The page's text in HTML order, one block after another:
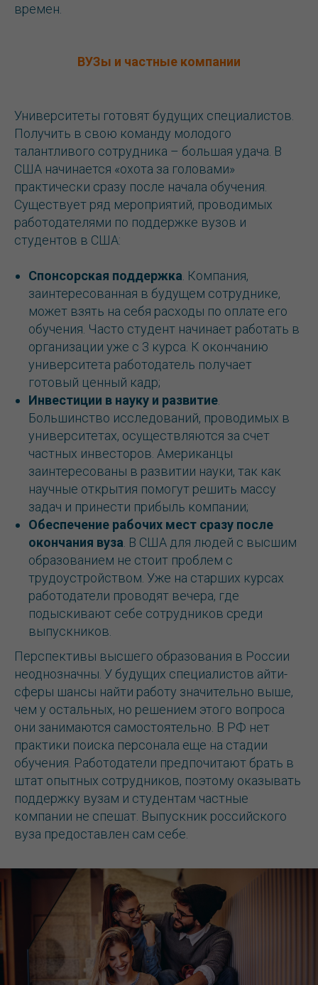
времен.
ВУЗы и частные компании
Университеты готовят будущих специалистов.
Получить в свою команду молодого
талантливого сотрудника – большая удача. В
США начинается «охота за головами»
практически сразу после начала обучения.
Существует ряд мероприятий, проводимых
работодателями по поддержке вузов и
студентов в США:
Спонсорская поддержка. Компания,
заинтересованная в будущем сотруднике,
может взять на себя расходы по оплате его
обучения. Часто студент начинает работать в
организации уже с 3 курса. К окончанию
университета работодатель получает
готовый ценный кадр;
Инвестиции в науку и развитие.
Большинство исследований, проводимых в
университетах, осуществляются за счет
частных инвесторов. Американцы
заинтересованы в развитии науки, так как
научные открытия помогут решить массу
задач и принести прибыль компании;
Обеспечение рабочих мест сразу после
окончания вуза. В США для людей с высшим
образованием не стоит проблем с
трудоустройством. Уже на старших курсах
работодатели проводят вечера, где
подыскивают себе сотрудников среди
выпускников.
Перспективы высшего образования в России
неоднозначны. У будущих специалистов айти-
сферы шансы найти работу значительно выше,
чем у остальных, но решением этого вопроса
они занимаются самостоятельно. В РФ нет
практики поиска персонала еще на стадии
обучения. Работодатели предпочитают брать в
штат опытных сотрудников, поэтому оказывать
поддержку вузам и студентам частные
компании не спешат. Выпускник российского
вуза предоставлен сам себе.